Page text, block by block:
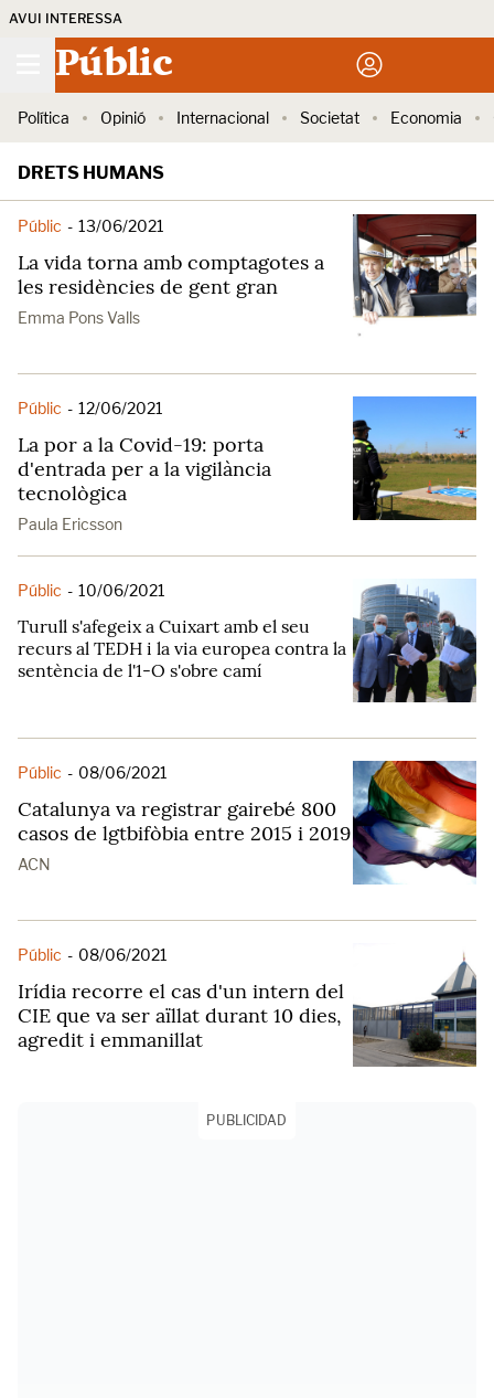
AVUI INTERESSA
Públic
Política Opinió Internacional Societat Economia
DRETS HUMANS
Públic - 13/06/2021
La vida torna amb comptagotes a
les residències de gent gran
Emma Pons Valls
Públic - 12/06/2021
La por a la Covid-19: porta
d'entrada per a la vigilància
tecnològica
Paula Ericsson
Públic - 10/06/2021
Turull s'afegeix a Cuixart amb el seu
recurs al TEDH i la via europea contra la
sentència de l'1-O s'obre camí
Públic - 08/06/2021
Catalunya va registrar gairebé 800
casos de lgtbifòbia entre 2015 i 2019
ACN
Públic - 08/06/2021
Irídia recorre el cas d'un intern del
CIE que va ser aïllat durant 10 dies,
agredit i emmanillat
PUBLICIDAD